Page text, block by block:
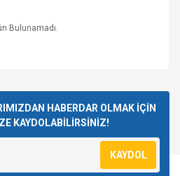
Bulunamadı.
HABERDAR OLMAK İÇİN
KAYDOLABİLİRSİNİZ!
KAYDOL